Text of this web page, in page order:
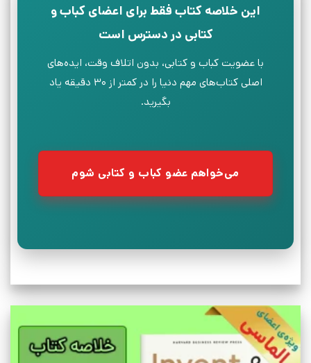
این خلاصه کتاب فقط برای اعضای کباب و
کتابی در دسترس است
با عضویت کباب و کتابی، بدون اتلاف وقت، ایده‌های
اصلی کتاب‌های مهم دنیا را در کمتر از ۳۰ دقیقه یاد
بگیرید.
می‌خواهم عضو کباب و کتابی شوم